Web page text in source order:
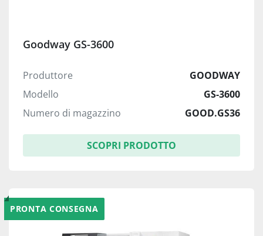
Goodway GS-3600
Produttore
GOODWAY
Modello
GS-3600
Numero di magazzino
GOOD.GS36
SCOPRI PRODOTTO
PRONTA CONSEGNA